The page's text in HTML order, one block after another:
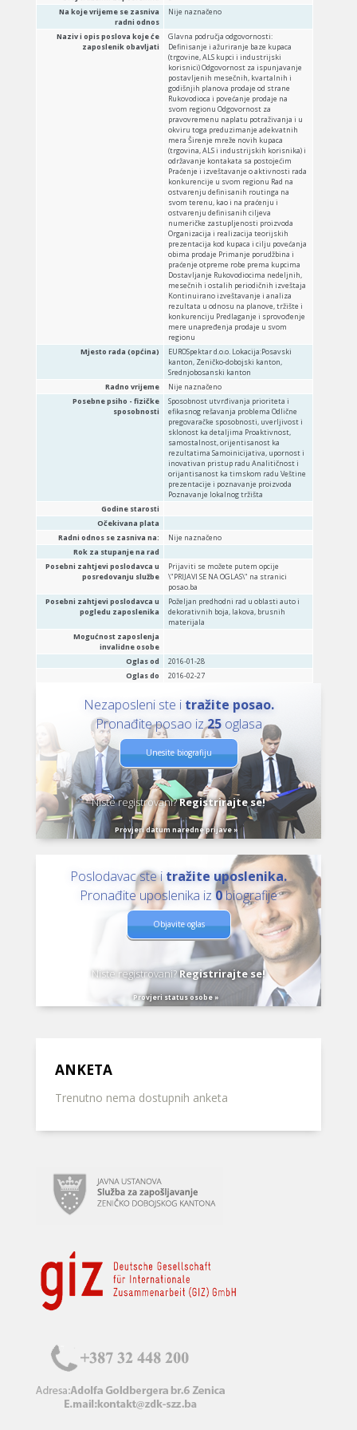
Na koje vrijeme se zasniva
radni odnos
Nije naznačeno
Naziv i opis poslova koje će
zaposlenik obavljati
Glavna područja odgovornosti:
Definisanje i ažuriranje baze kupaca
(trgovine, ALS kupci i industrijski
korisnici) Odgovornost za ispunjavanje
postavljenih mesečnih, kvartalnih i
godišnjih planova prodaje od strane
Rukovodioca i povećanje prodaje na
svom regionu Odgovornost za
pravovremenu naplatu potraživanja i u
okviru toga preduzimanje adekvatnih
mera Širenje mreže novih kupaca
(trgovina, ALS i industrijskih korisnika) i
održavanje kontakata sa postojećim
Praćenje i izveštavanje o aktivnosti rada
konkurencije u svom regionu Rad na
ostvarenju definisanih routinga na
svom terenu, kao i na praćenju i
ostvarenju definisanih ciljeva
numeričke zastupljenosti proizvoda
Organizacija i realizacija teorijskih
prezentacija kod kupaca i cilju povećanja
obima prodaje Primanje porudžbina i
praćenje otpreme robe prema kupcima
Dostavljanje Rukovodiocima nedeljnih,
mesečnih i ostalih periodičnih izveštaja
Kontinuirano izveštavanje i analiza
rezultata u odnosu na planove, tržište i
konkurenciju Predlaganje i sprovođenje
mere unapređenja prodaje u svom
regionu
Mjesto rada (općina)
EUROSpektar d.o.o. Lokacija:Posavski
kanton, Zeničko-dobojski kanton,
Srednjobosanski kanton
Radno vrijeme
Nije naznačeno
Posebne psiho - fizičke
sposobnosti
Sposobnost utvrđivanja prioriteta i
efikasnog rešavanja problema Odlične
pregovaračke sposobnosti, uverljivost i
sklonost ka detaljima Proaktivnost,
samostalnost, orijentisanost ka
rezultatima Samoinicijativa, upornost i
inovativan pristup radu Analitičnost i
orijantisanost ka timskom radu Veštine
prezentacije i poznavanje proizvoda
Poznavanje lokalnog tržišta
Godine starosti
Očekivana plata
Radni odnos se zasniva na:
Nije naznačeno
Rok za stupanje na rad
Posebni zahtjevi poslodavca u
posredovanju službe
Prijaviti se možete putem opcije
\"PRIJAVI SE NA OGLAS\" na stranici
posao.ba
Posebni zahtjevi poslodavca u
pogledu zaposlenika
Poželjan predhodni rad u oblasti auto i
dekorativnih boja, lakova, brusnih
materijala
Mogućnost zaposlenja
invalidne osobe
Oglas od
2016-01-28
Oglas do
2016-02-27
Nezaposleni ste i tražite posao.
Pronađite posao iz25oglasa
Unesite biografiju
Niste registrovani?Registrirajte se!
Provjeri datum naredne prijave »
Poslodavac ste i tražite uposlenika.
Pronađite uposlenika iz 0biografije
Objavite oglas
Niste registrovani?Registrirajte se!
Provjeri status osobe »
ANKETA
Trenutno nema dostupnih anketa